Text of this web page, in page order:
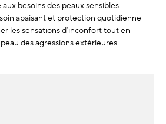
besoins des peaux sensibles.
apaisant et protection quotidienne
les sensations d’inconfort tout en
des agressions extérieures.